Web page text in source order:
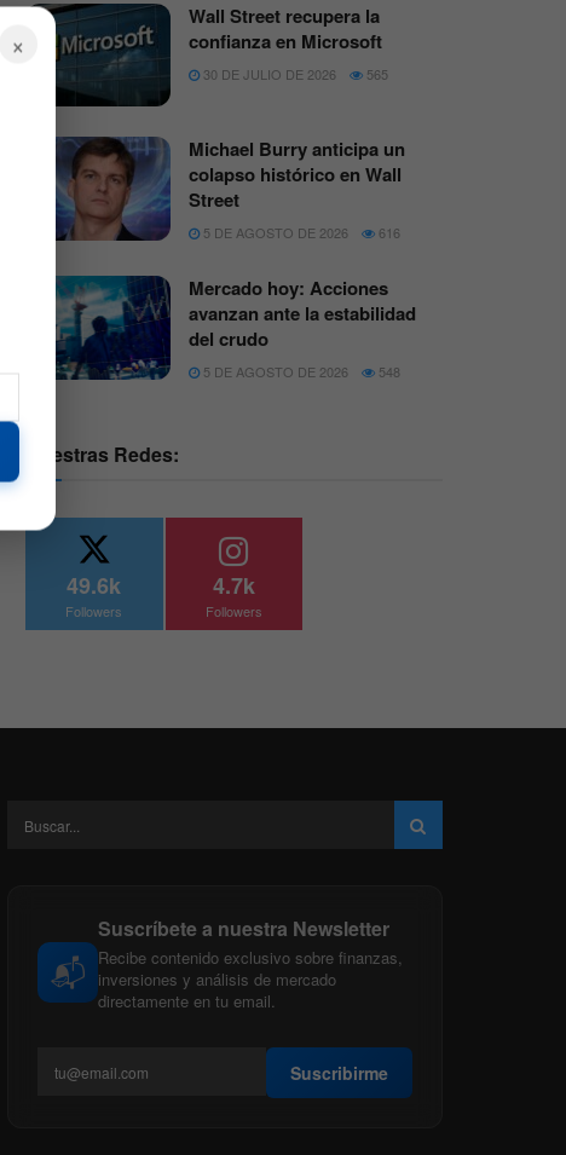
Wall Street recupera la
confianza en Microsoft
30 DE JULIO DE 2026 565
Michael Burry anticipa un
colapso histórico en Wall
Street
5 DE AGOSTO DE 2026 616
Mercado hoy: Acciones
avanzan ante la estabilidad
del crudo
5 DE AGOSTO DE 2026 548
Nuestras Redes:
49.6k
Followers
4.7k
Followers
📬
Suscríbete a nuestra Newsletter
Recibe contenido exclusivo sobre finanzas,
inversiones y análisis de mercado
directamente en tu email.
Suscribirme
×